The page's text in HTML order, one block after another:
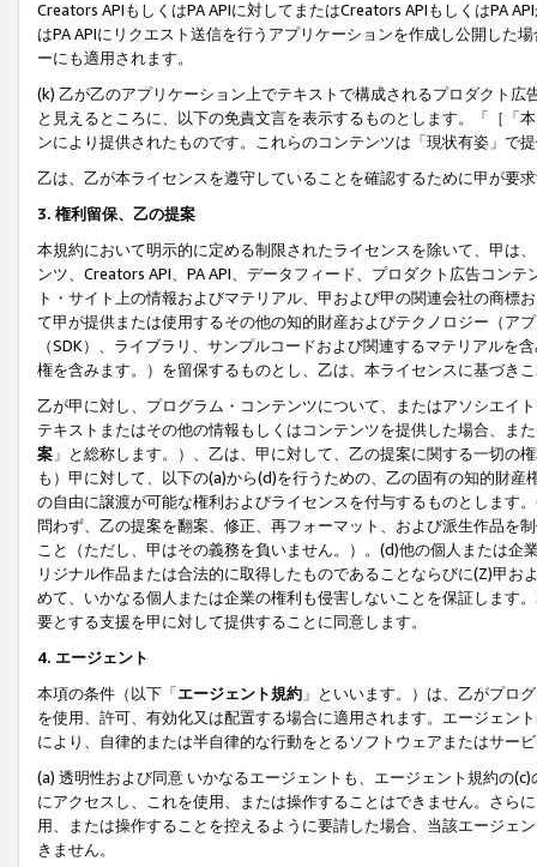
Creators APIもしくはPA APIに対してまたはCreators APIもしくはPA
はPA APIにリクエスト送信を行うアプリケーションを作成し公開した
ーにも適用されます。
(k) 乙が乙のアプリケーション上でテキストで構成されるプロダクト
と見えるところに、以下の免責文言を表示するものとします。「［「
ンにより提供されたものです。これらのコンテンツは「現状有姿」で
乙は、乙が本ライセンスを遵守していることを確認するために甲が要
3. 権利留保、乙の提案
本規約において明示的に定める制限されたライセンスを除いて、甲は
ンツ、Creators API、PA API、データフィード、プロダクト広告コン
ト・サイト上の情報およびマテリアル、甲および甲の関連会社の商
て甲が提供または使用するその他の知的財産およびテクノロジー（ア
（SDK）、ライブラリ、サンプルコードおよび関連するマテリアル
権を含みます。）を留保するものとし、乙は、本ライセンスに基づき
乙が甲に対し、プログラム・コンテンツについて、またはアソシエイ
テキストまたはその他の情報もしくはコンテンツを提供した場合、ま
案 」と総称します。）、乙は、甲に対して、乙の提案に関する一切
も）甲に対して、以下の(a)から(d)を行うための、乙の固有の知的財
の自由に譲渡が可能な権利およびライセンスを付与するものとします
問わず、乙の提案を翻案、修正、再フォーマット、および派生作品を
こと（ただし、甲はその義務を負いません。）。(d)他の個人または
リジナル作品または合法的に取得したものであることならびに(Z)甲
めて、いかなる個人または企業の権利も侵害しないことを保証します
要とする支援を甲に対して提供することに同意します。
4. エージェント
本項の条件（以下「エージェント規約 」といいます。）は、乙がプロ
を使用、許可、有効化又は配置する場合に適用されます。エージェン
により、自律的または半自律的な行動をとるソフトウェアまたはサー
(a) 透明性および同意 いかなるエージェントも、エージェント規約の
にアクセスし、これを使用、または操作することはできません。さら
用、または操作することを控えるように要請した場合、当該エージェ
きません。